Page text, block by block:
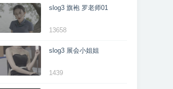
slog3 旗袍 罗老师01
13658
slog3 展会小姐姐
1439